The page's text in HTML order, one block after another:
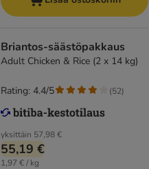
Briantos-säästöpakkaus
Adult Chicken & Rice (2 x 14 kg)
yksittäin 57,98 €
55,19 €
1,97 € / kg
Rating: 4.4/5 (52)